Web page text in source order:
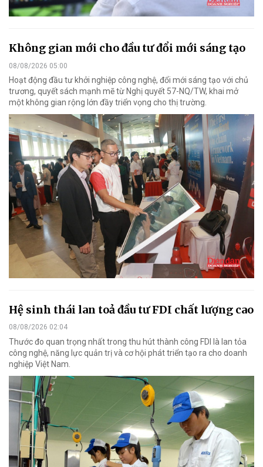
Không gian mới cho đầu tư đổi mới sáng tạo
08/08/2026 05:00
Hoạt động đầu tư khởi nghiệp công nghệ, đổi mới sáng tạo với chủ
trương, quyết sách mạnh mẽ từ Nghị quyết 57-NQ/TW, khai mở
một không gian rộng lớn đầy triển vọng cho thị trường.
Hệ sinh thái lan toả đầu tư FDI chất lượng cao
08/08/2026 02:04
Thước đo quan trọng nhất trong thu hút thành công FDI là lan tỏa
công nghệ, năng lực quản trị và cơ hội phát triển tạo ra cho doanh
nghiệp Việt Nam.